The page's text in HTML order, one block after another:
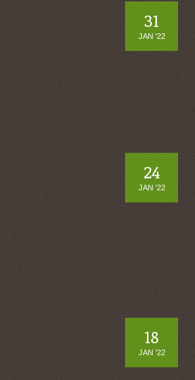
31
JAN '22
24
JAN '22
18
JAN '22